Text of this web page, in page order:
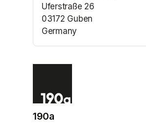
Uferstraße 26
03172 Guben
Germany
(opens in a new tab)
190a